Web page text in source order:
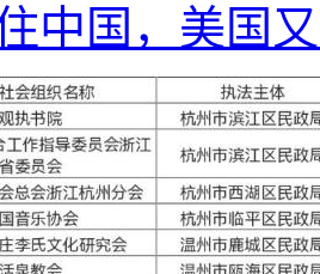
中国，美国